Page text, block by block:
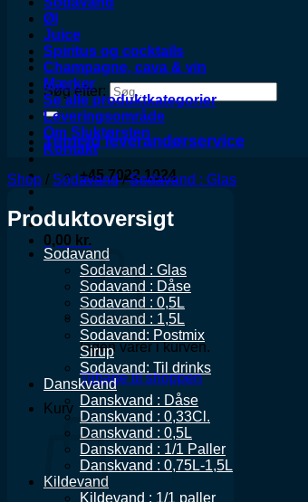
Søg efter:
Tilmeld leverandørservice
+45 7022 1024
0,00 kr.
Ingen varer i kurven.
Tilbage til shoppen
Kurv
Øl
Juice
Spiritus og cocktails
Champagne, cava & vin
Mærker
Se alle produktkategorier
Leveringsområde
Om Sluktørsten
Kontakt
Shop / Sodavand / Sodavand : Glas
Produktoversigt
Sodavand
Sodavand : Glas
Sodavand : Dåse
Sodavand : 0,5L
Sodavand : 1,5L
Sodavand: Postmix
Sirup
Sodavand: Til drinks
Danskvand
Danskvand : Dåse
Danskvand : 0,33Cl.
Danskvand : 0,5L
Danskvand : 1/1 Paller
Danskvand : 0,75L-1,5L
Kildevand
Kildevand : 1/1 paller